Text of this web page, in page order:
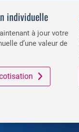
individuelle
à jour votre
d’une valeur de